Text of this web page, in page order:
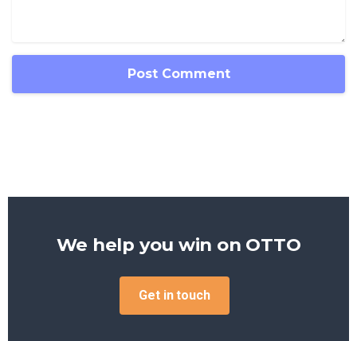
We help you win on OTTO
Get in touch